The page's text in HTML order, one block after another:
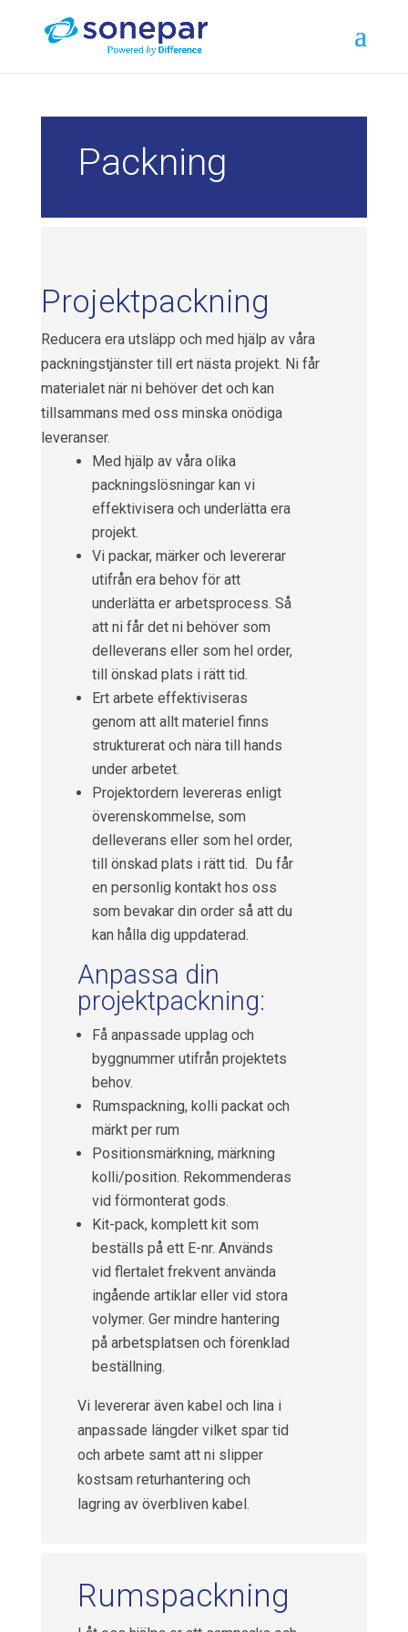
Packning
Projektpackning
Reducera era utsläpp och med hjälp av våra
packningstjänster till ert nästa projekt. Ni får
materialet när ni behöver det och kan
tillsammans med oss minska onödiga
leveranser.
Med hjälp av våra olika
packningslösningar kan vi
effektivisera och underlätta era
projekt.
Vi packar, märker och levererar
utifrån era behov för att
underlätta er arbetsprocess. Så
att ni får det ni behöver som
delleverans eller som hel order,
till önskad plats i rätt tid.
Ert arbete effektiviseras
genom att allt materiel finns
strukturerat och nära till hands
under arbetet.
Projektordern levereras enligt
överenskommelse, som
delleverans eller som hel order,
till önskad plats i rätt tid. Du får
en personlig kontakt hos oss
som bevakar din order så att du
kan hålla dig uppdaterad.
Anpassa din
projektpackning:
Få anpassade upplag och
byggnummer utifrån projektets
behov.
Rumspackning, kolli packat och
märkt per rum
Positionsmärkning, märkning
kolli/position. Rekommenderas
vid förmonterat gods.
Kit-pack, komplett kit som
beställs på ett E-nr. Används
vid flertalet frekvent använda
ingående artiklar eller vid stora
volymer. Ger mindre hantering
på arbetsplatsen och förenklad
beställning.
Vi levererar även kabel och lina i
anpassade längder vilket spar tid
och arbete samt att ni slipper
kostsam returhantering och
lagring av överbliven kabel.
Rumspackning